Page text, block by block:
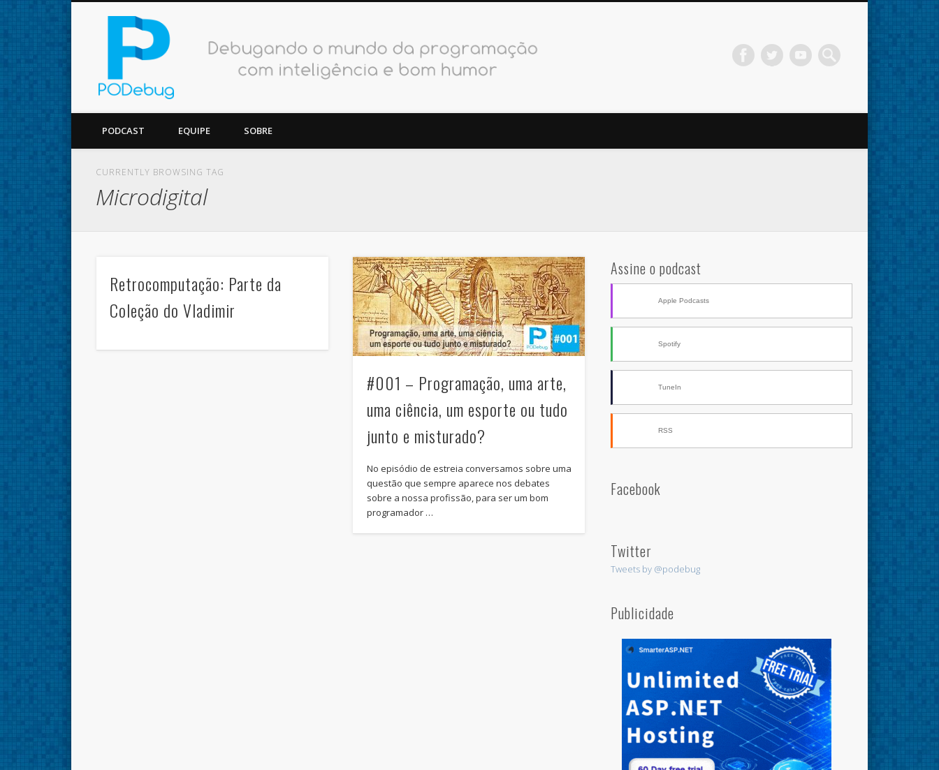
PODCAST EQUIPE SOBRE
CURRENTLY BROWSING TAG
Microdigital
Retrocomputação: Parte da
Coleção do Vladimir
#001 – Programação, uma arte,
uma ciência, um esporte ou tudo
junto e misturado?
No episódio de estreia conversamos sobre uma
questão que sempre aparece nos debates
sobre a nossa profissão, para ser um bom
programador …
Assine o podcast
Apple Podcasts
Spotify
TuneIn
RSS
Facebook
Twitter
Tweets by @podebug
Publicidade